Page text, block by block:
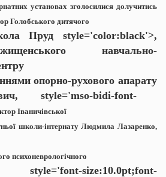
установах зголосилися долучитись
Голобського дитячого
Пруд style='color:black'>,
навчально-
опорно-рухового апарату
,style='mso-bidi-font-
Іваничівської
школи-інтернату Людмила Лазаренко,
психоневрологічного
style='font-size:10.0pt;font-